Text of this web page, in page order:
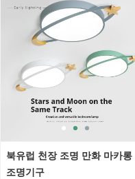
북유럽 천장 조명 만화 마카롱
조명기구